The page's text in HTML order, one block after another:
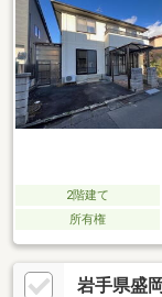
地、２階建、東南向
2階建て
所有権
岩手県盛